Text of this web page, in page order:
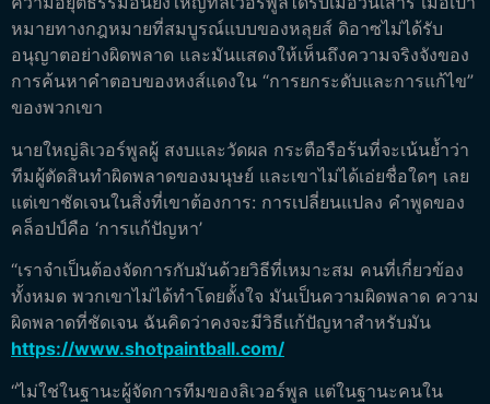
หมายทางกฎหมายที่สมบูรณ์แบบของหลุยส์ ดิอาซไม่ได้รับ
อนุญาตอย่างผิดพลาด และมันแสดงให้เห็นถึงความจริงจังของ
การค้นหาคำตอบของหงส์แดงใน “การยกระดับและการแก้ไข”
ของพวกเขา
นายใหญ่ลิเวอร์พูลผู้ สงบและวัดผล กระตือรือร้นที่จะเน้นย้ำว่า
ทีมผู้ตัดสินทำผิดพลาดของมนุษย์ และเขาไม่ได้เอ่ยชื่อใดๆ เลย
แต่เขาชัดเจนในสิ่งที่เขาต้องการ: การเปลี่ยนแปลง คำพูดของ
คล็อปป์คือ ‘การแก้ปัญหา’
“เราจำเป็นต้องจัดการกับมันด้วยวิธีที่เหมาะสม คนที่เกี่ยวข้อง
ทั้งหมด พวกเขาไม่ได้ทำโดยตั้งใจ มันเป็นความผิดพลาด ความ
ผิดพลาดที่ชัดเจน ฉันคิดว่าคงจะมีวิธีแก้ปัญหาสำหรับมัน
https://www.shotpaintball.com/
“ไม่ใช่ในฐานะผู้จัดการทีมของลิเวอร์พูล แต่ในฐานะคนใน